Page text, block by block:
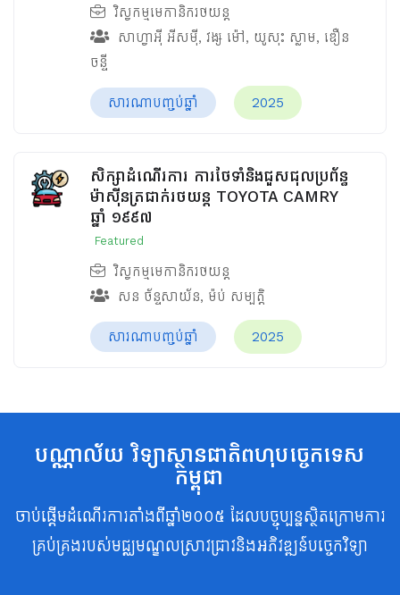
វិស្វកម្មមេកានិករថយន្ត
សាហ្វាអ៊ី អីសម៉ី, វង្ស ម៉ៅ, យូសុះ ស្លាម, ឌឿន
ចន្ទី
សារណាបញ្ចប់ឆ្នាំ 2025
សិក្សាដំណើរការ ការថែទាំនិងជួសជុលប្រព័ន្ធ
ម៉ាស៊ីនត្រជាក់រថយន្ត TOYOTA CAMRY
ឆ្នាំ ១៩៩៧
Featured
វិស្វកម្មមេកានិករថយន្ត
សន ច័ន្ទសាយ័ន, ម៉ប់ សម្បត្តិ
សារណាបញ្ចប់ឆ្នាំ 2025
បណ្ណាល័យ វិទ្យាស្ថានជាតិពហុបច្ចេកទេស
កម្ពុជា
ចាប់ផ្តើមដំណើរការតាំងពីឆ្នាំ២០០៥ ដែលបច្ចុប្បន្នស្ថិតក្រោមការ
គ្រប់គ្រងរបស់មជ្ឈមណ្ឌលស្រាវជ្រាវនិងអភិវឌ្ឍន៍បច្ចេកវិទ្យា